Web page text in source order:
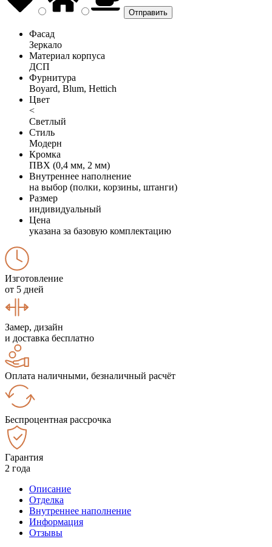
Фасад
Зеркало
Материал корпуса
ДСП
Фурнитура
Boyard, Blum, Hettich
Цвет
<
Светлый
Стиль
Модерн
Кромка
ПВХ (0,4 мм, 2 мм)
Внутреннее наполнение
на выбор (полки, корзины, штанги)
Размер
индивидуальный
Цена
указана за базовую комплектацию
Изготовление
от 5 дней
Замер, дизайн
и доставка бесплатно
Оплата наличными, безналичный расчёт
Беспроцентная рассрочка
Гарантия
2 года
Описание
Отделка
Внутреннее наполнение
Информация
Отзывы